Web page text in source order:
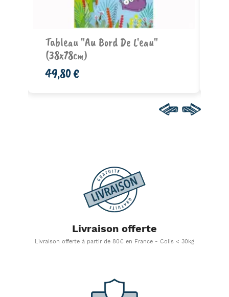
Tableau "Au Bord De L'eau"
(38x78cm)
49,80 €
Ajouter au panier
Livraison offerte
Livraison offerte à partir de 80€ en France - Colis < 30kg